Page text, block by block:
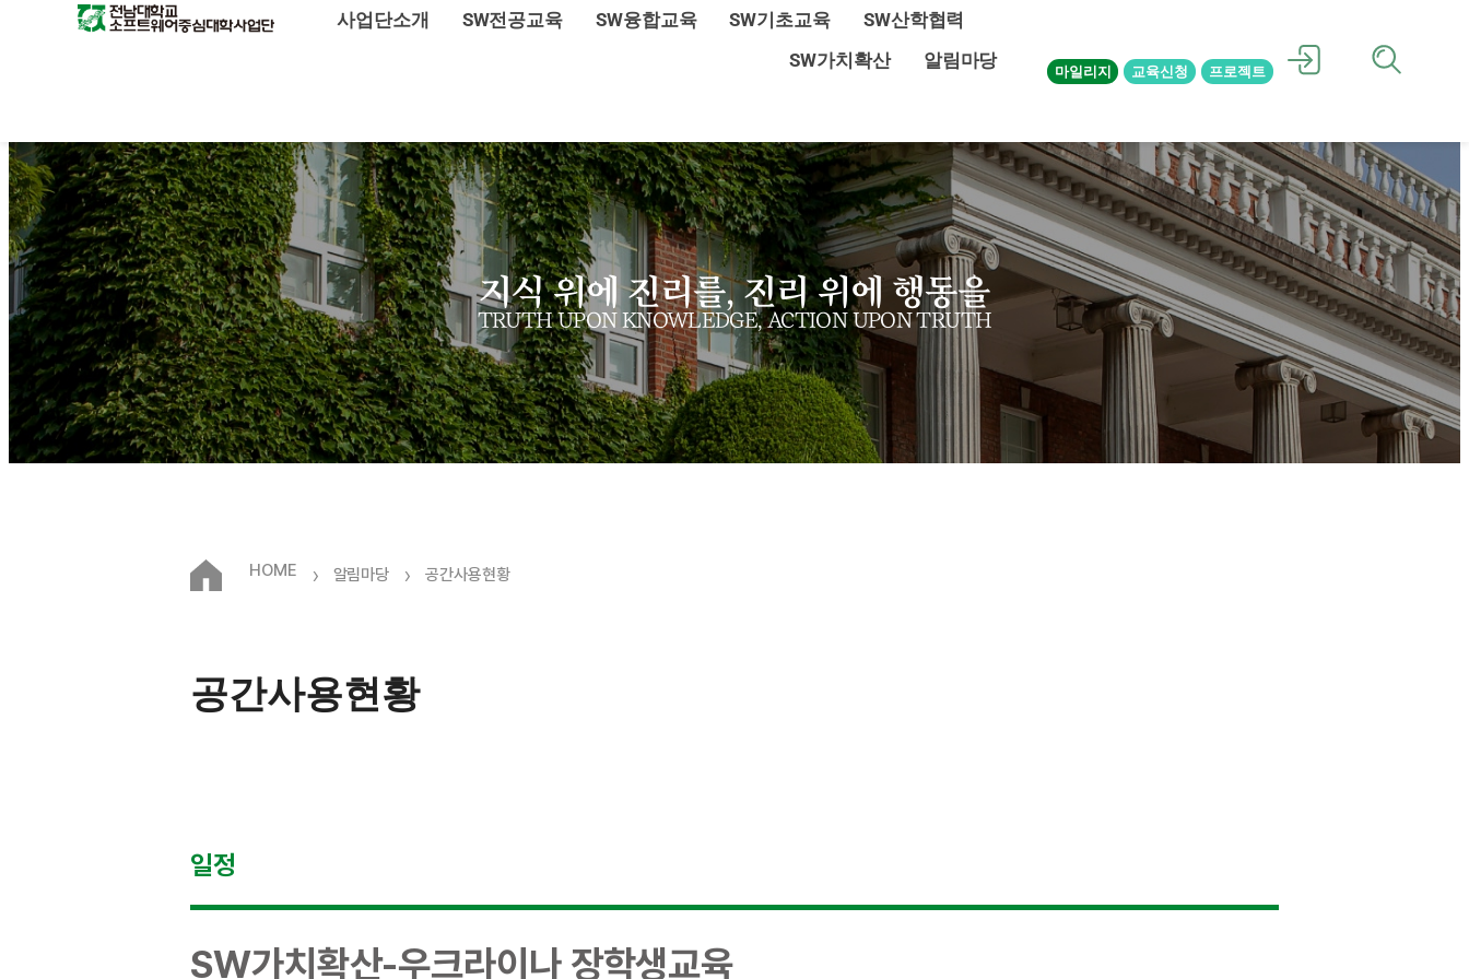
사업단소개 SW전공교육 SW융합교육 SW기초교육
SW산학협력
SW가치확산
알림마당 마일리지 교육신청 프로젝트
지식 위에 진리를, 진리 위에 행동을
TRUTH UPON KNOWLEDGE, ACTION UPON TRUTH
HOME › 알림마당 › 공간사용현황
공간사용현황
일정
SW가치확산-우크라이나 장학생교육